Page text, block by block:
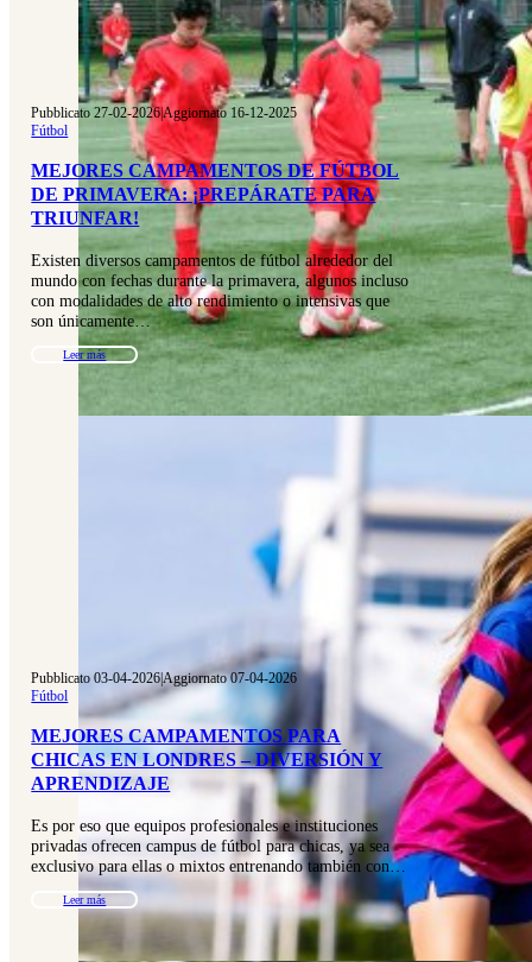
Pubblicato 27-02-2026|Aggiornato 16-12-2025
Fútbol
MEJORES CAMPAMENTOS DE FÚTBOL
DE PRIMAVERA: ¡PREPÁRATE PARA
TRIUNFAR!
Existen diversos campamentos de fútbol alrededor del
mundo con fechas durante la primavera, algunos incluso
con modalidades de alto rendimiento o intensivas que
son únicamente…
Leer más
Pubblicato 03-04-2026|Aggiornato 07-04-2026
Fútbol
MEJORES CAMPAMENTOS PARA
CHICAS EN LONDRES – DIVERSIÓN Y
APRENDIZAJE
Es por eso que equipos profesionales e instituciones
privadas ofrecen campus de fútbol para chicas, ya sea
exclusivo para ellas o mixtos entrenando también con…
Leer más